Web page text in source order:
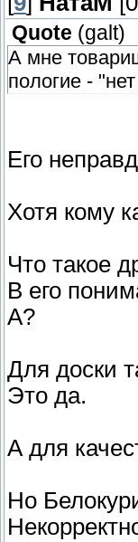
Quote (galt)
А мне
пологие -
Его
Хотя кому
Что такое
В его
А?
Для доски
Это да.
А для
Но